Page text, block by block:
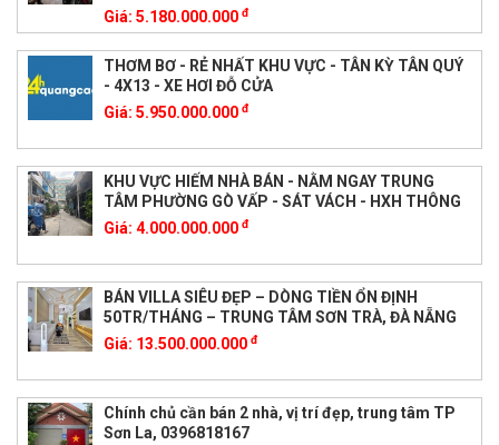
Giá: 5.180.000.000 đ
THƠM BƠ - RẺ NHẤT KHU VỰC - TÂN KỲ TÂN QUÝ
- 4X13 - XE HƠI ĐỖ CỬA
Giá: 5.950.000.000 đ
KHU VỰC HIẾM NHÀ BÁN - NẰM NGAY TRUNG
TÂM PHƯỜNG GÒ VẤP - SÁT VÁCH - HXH THÔNG
Giá: 4.000.000.000 đ
BÁN VILLA SIÊU ĐẸP – DÒNG TIỀN ỔN ĐỊNH
50TR/THÁNG – TRUNG TÂM SƠN TRÀ, ĐÀ NẴNG
Giá: 13.500.000.000 đ
Chính chủ cần bán 2 nhà, vị trí đẹp, trung tâm TP
Sơn La, 0396818167